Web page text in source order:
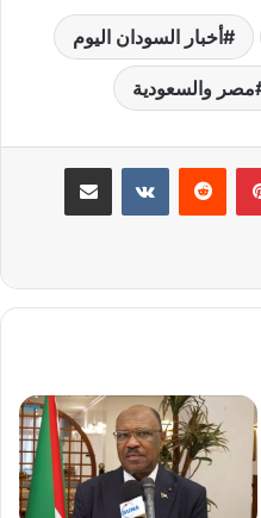
أخبار السودان اليوم
مصر والسعودية
بينتيريست